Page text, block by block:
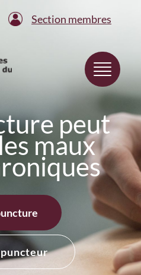
Section membres
peut
maux